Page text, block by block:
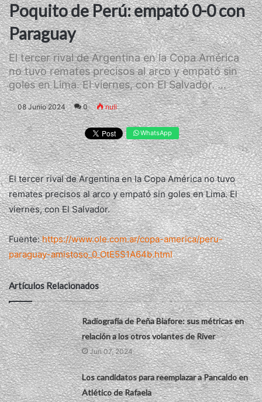
Poquito de Perú: empató 0-0 con
Paraguay
El tercer rival de Argentina en la Copa América
no tuvo remates precisos al arco y empató sin
goles en Lima. El viernes, con El Salvador. ...
08 Junio 2024 0 null
WhatsApp
El tercer rival de Argentina en la Copa América no tuvo
remates precisos al arco y empató sin goles en Lima. El
viernes, con El Salvador.
Fuente:https://www.ole.com.ar/copa-america/peru-
paraguay-amistoso_0_OtE5S1A64b.html
Artículos Relacionados
Radiografía de Peña Biafore: sus métricas en
relación a los otros volantes de River
Jun 07, 2024
Los candidatos para reemplazar a Pancaldo en
Atlético de Rafaela